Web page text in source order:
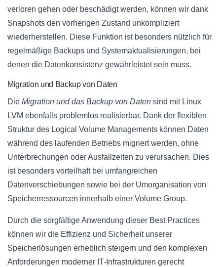
verloren gehen oder beschädigt werden, können wir dank
Snapshots den vorherigen Zustand unkompliziert
wiederherstellen. Diese Funktion ist besonders nützlich für
regelmäßige Backups und Systemaktualisierungen, bei
denen die Datenkonsistenz gewährleistet sein muss.
Migration und Backup von Daten
Die Migration und das Backup von Daten sind mit Linux
LVM ebenfalls problemlos realisierbar. Dank der flexiblen
Struktur des Logical Volume Managements können Daten
während des laufenden Betriebs migriert werden, ohne
Unterbrechungen oder Ausfallzeiten zu verursachen. Dies
ist besonders vorteilhaft bei umfangreichen
Datenverschiebungen sowie bei der Umorganisation von
Speicherressourcen innerhalb einer Volume Group.
Durch die sorgfältige Anwendung dieser Best Practices
können wir die Effizienz und Sicherheit unserer
Speicherlösungen erheblich steigern und den komplexen
Anforderungen moderner IT-Infrastrukturen gerecht